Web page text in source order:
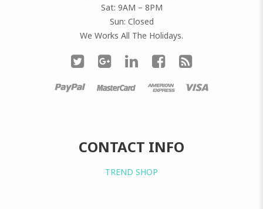
Sat: 9AM – 8PM
Sun: Closed
We Works All The Holidays.
CONTACT INFO
TREND SHOP